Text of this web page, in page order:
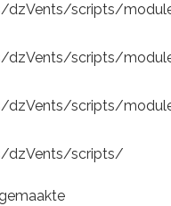
scripts/
scripts/
scripts/
dzVents/scripts/